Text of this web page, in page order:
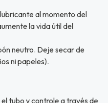
al momento del
la vida útil del
neutro. Deje secar de
ni papeles).
tubo y controle a través de